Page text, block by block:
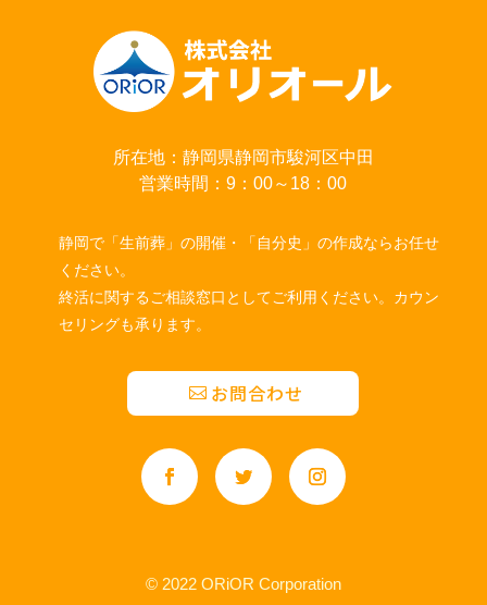
所在地：静岡県静岡市駿河区中田
営業時間：9：00～18：00
静岡で「生前葬」の開催・「自分史」の作成ならお任せ
ください。
終活に関するご相談窓口としてご利用ください。カウン
セリングも承ります。
お問合わせ
© 2022 ORiOR Corporation